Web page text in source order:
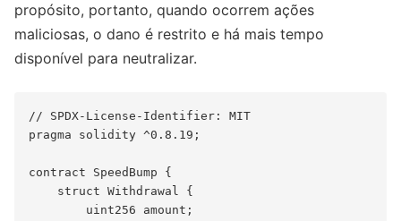
propósito, portanto, quando ocorrem ações
maliciosas, o dano é restrito e há mais tempo
disponível para neutralizar.
// SPDX-License-Identifier: MIT
pragma solidity ^0.8.19;
contract SpeedBump {
    struct Withdrawal {
        uint256 amount;